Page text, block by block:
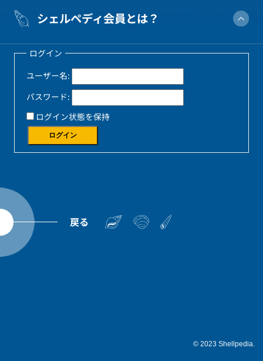
シェルペディ会員とは？
ログイン
ユーザー名:
パスワード:
ログイン状態を保持
ログイン
© 2023 Shellpedia.
戻る